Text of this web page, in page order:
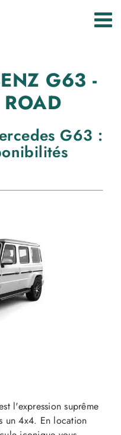
G63 -
G63 :
l'expression suprême
un 4x4. En location